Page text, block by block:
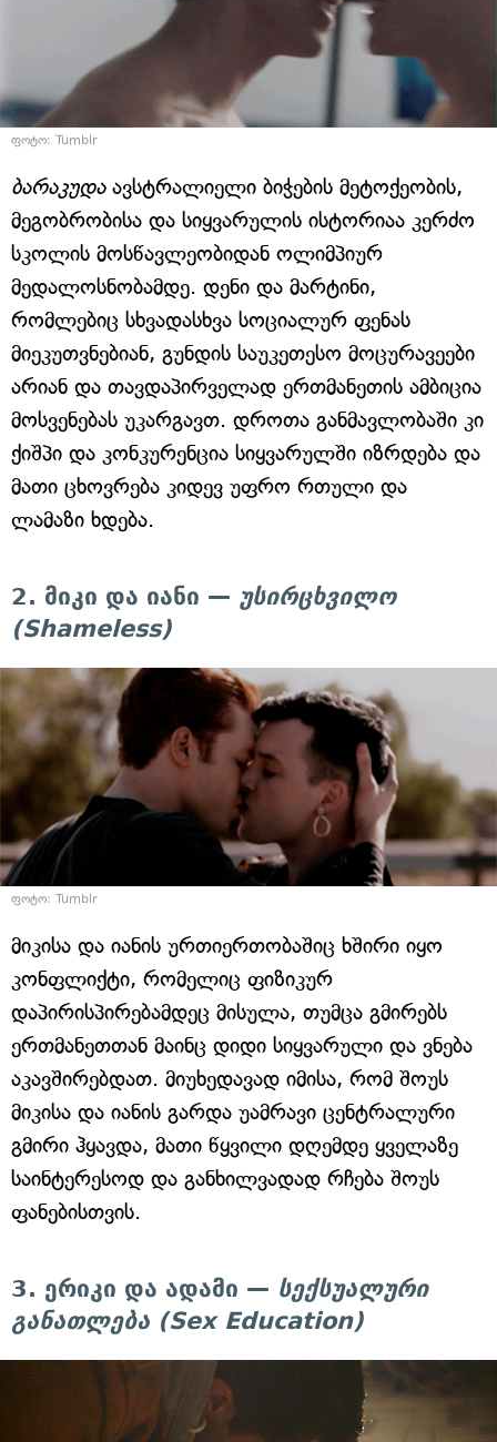
ფოტო: Tumblr
ბარაკუდა ავსტრალიელი ბიჭების მეტოქეობის,
მეგობრობისა და სიყვარულის ისტორიაა კერძო
სკოლის მოსწავლეობიდან ოლიმპიურ
მედალოსნობამდე. დენი და მარტინი,
რომლებიც სხვადასხვა სოციალურ ფენას
მიეკუთვნებიან, გუნდის საუკეთესო მოცურავეები
არიან და თავდაპირველად ერთმანეთის ამბიცია
მოსვენებას უკარგავთ. დროთა განმავლობაში კი
ქიშპი და კონკურენცია სიყვარულში იზრდება და
მათი ცხოვრება კიდევ უფრო რთული და
ლამაზი ხდება.
2. მიკი და იანი — უსირცხვილო
(Shameless)
ფოტო: Tumblr
მიკისა და იანის ურთიერთობაშიც ხშირი იყო
კონფლიქტი, რომელიც ფიზიკურ
დაპირისპირებამდეც მისულა, თუმცა გმირებს
ერთმანეთთან მაინც დიდი სიყვარული და ვნება
აკავშირებდათ. მიუხედავად იმისა, რომ შოუს
მიკისა და იანის გარდა უამრავი ცენტრალური
გმირი ჰყავდა, მათი წყვილი დღემდე ყველაზე
საინტერესოდ და განხილვადად რჩება შოუს
ფანებისთვის.
3. ერიკი და ადამი — სექსუალური
განათლება (Sex Education)